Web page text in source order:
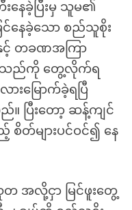
ခဲ့ပြီးမှ သူမ၏
နေခဲ့သော စည်သူစိုး
တခဏအကြာ
သည်ကို တွေ့လိုက်ရ
မြောက်ခဲ့ရပြီ
ြီးတော့ ဆန့်ကျင်
များပင်ဝင်၍ နေ
အလို့ငှာ မြင်ဖူးတွေ့